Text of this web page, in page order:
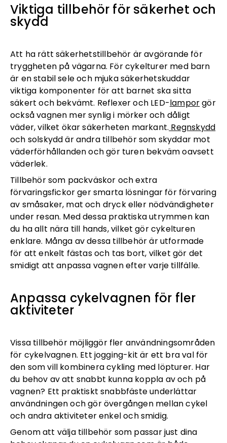
Viktiga tillbehör för säkerhet och
skydd
Att ha rätt säkerhetstillbehör är avgörande för
tryggheten på vägarna. För cykelturer med barn
är en stabil sele och mjuka säkerhetskuddar
viktiga komponenter för att barnet ska sitta
säkert och bekvämt. Reflexer och LED-lamporgör
också vagnen mer synlig i mörker och dåligt
väder, vilket ökar säkerheten markant. Regnskydd
och solskydd är andra tillbehör som skyddar mot
väderförhållanden och gör turen bekväm oavsett
väderlek.
Tillbehör som packväskor och extra
förvaringsfickor ger smarta lösningar för förvaring
av småsaker, mat och dryck eller nödvändigheter
under resan. Med dessa praktiska utrymmen kan
du ha allt nära till hands, vilket gör cykelturen
enklare. Många av dessa tillbehör är utformade
för att enkelt fästas och tas bort, vilket gör det
smidigt att anpassa vagnen efter varje tillfälle.
Anpassa cykelvagnen för fler
aktiviteter
Vissa tillbehör möjliggör fler användningsområden
för cykelvagnen. Ett jogging-kit är ett bra val för
den som vill kombinera cykling med löpturer. Har
du behov av att snabbt kunna koppla av och på
vagnen? Ett praktiskt snabbfäste underlättar
användningen och gör övergången mellan cykel
och andra aktiviteter enkel och smidig.
Genom att välja tillbehör som passar just dina